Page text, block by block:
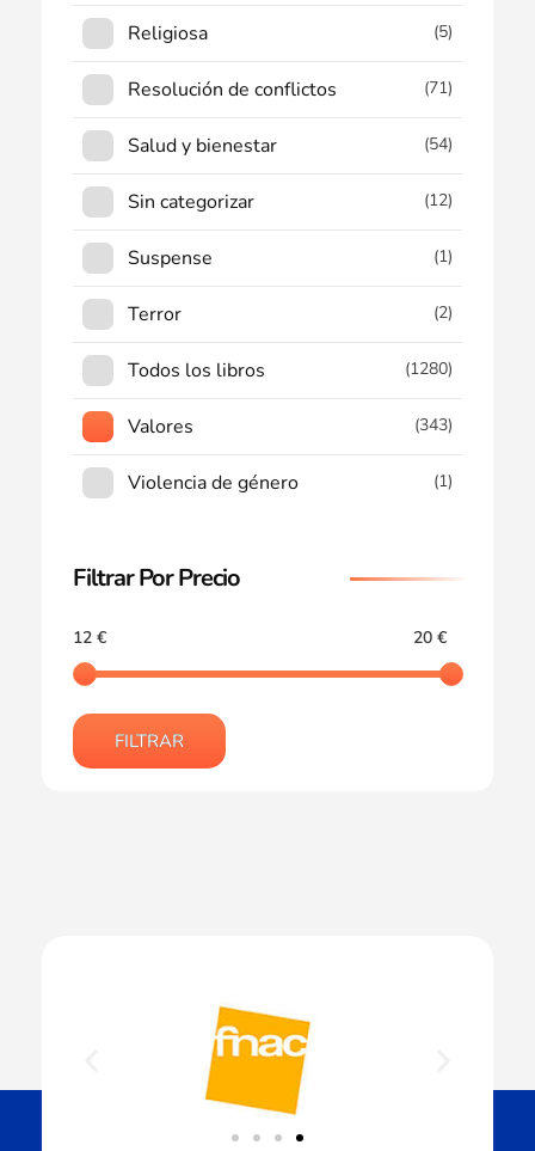
Religiosa (5)
Resolución de conflictos (71)
Salud y bienestar (54)
Sin categorizar (12)
Suspense (1)
Terror (2)
Todos los libros (1280)
Valores (343)
Violencia de género (1)
Filtrar Por Precio
12 € 20 €
FILTRAR